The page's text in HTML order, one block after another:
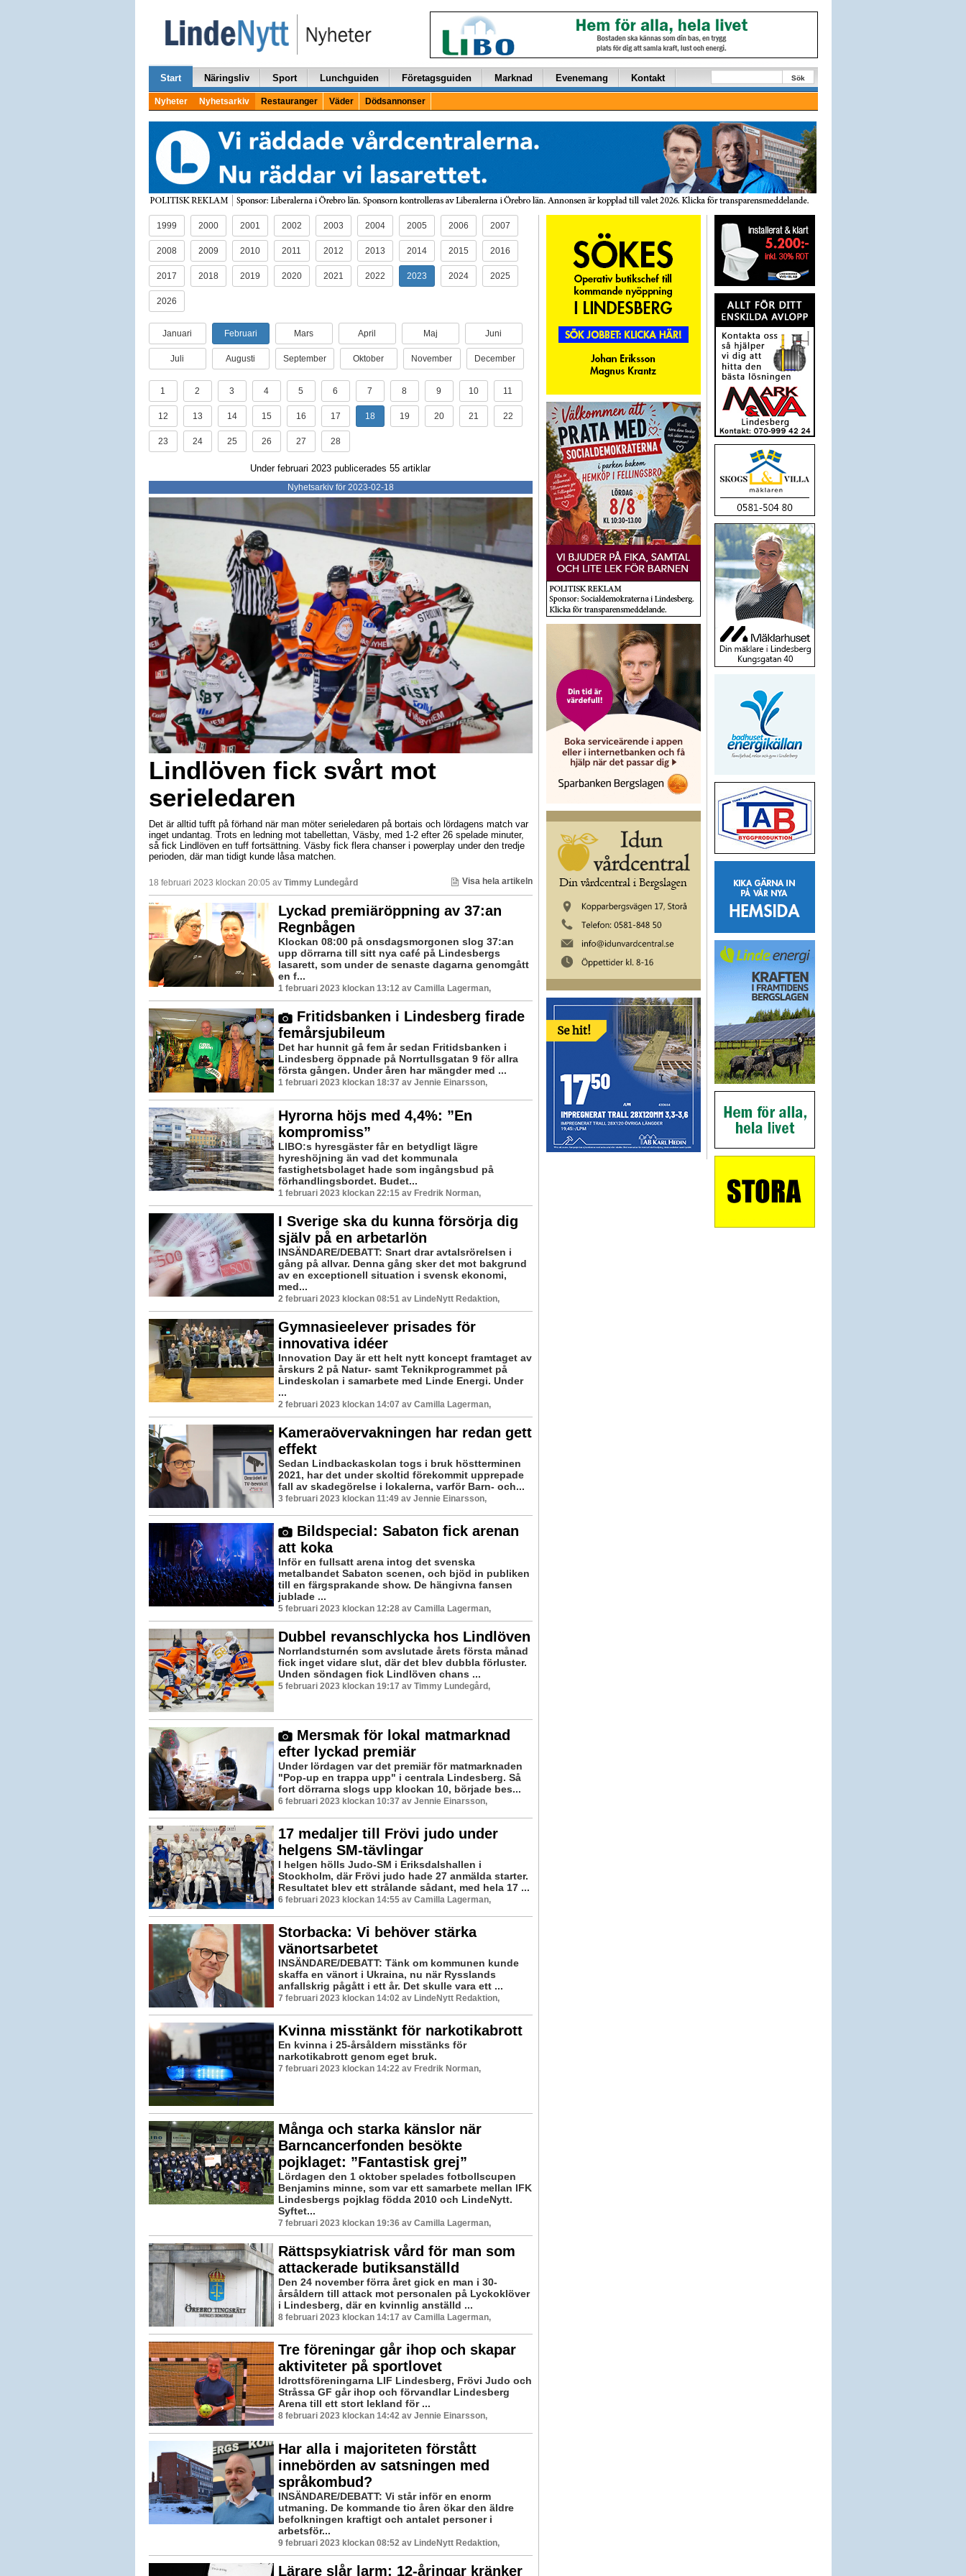
Start Näringsliv Sport Lunchguiden Företagsguiden Marknad Evenemang Kontakt Sök
Nyheter Nyhetsarkiv Restauranger Väder Dödsannonser
1999 2000 2001 2002 2003 2004 2005 2006 2007
2008 2009 2010 2011 2012 2013 2014 2015 2016
2017 2018 2019 2020 2021 2022 2023 2024 2025
2026
Januari Februari Mars April Maj Juni
Juli Augusti September Oktober November December
1 2 3 4 5 6 7 8 9 10 11
12 13 14 15 16 17 18 19 20 21 22
23 24 25 26 27 28
Under februari 2023 publicerades 55 artiklar
Nyhetsarkiv för 2023-02-18
Lindlöven fick svårt mot
serieledaren
Det är alltid tufft på förhand när man möter serieledaren på bortais och lördagens match var
inget undantag. Trots en ledning mot tabellettan, Väsby, med 1-2 efter 26 spelade minuter,
så fick Lindlöven en tuff fortsättning. Väsby fick flera chanser i powerplay under den tredje
perioden, där man tidigt kunde låsa matchen.
18 februari 2023 klockan 20:05 av Timmy Lundegård Visa hela artikeln
Lyckad premiäröppning av 37:an
Regnbågen
Klockan 08:00 på onsdagsmorgonen slog 37:an
upp dörrarna till sitt nya café på Lindesbergs
lasarett, som under de senaste dagarna genomgått
en f...
1 februari 2023 klockan 13:12 av Camilla Lagerman,
Fritidsbanken i Lindesberg firade
femårsjubileum
Det har hunnit gå fem år sedan Fritidsbanken i
Lindesberg öppnade på Norrtullsgatan 9 för allra
första gången. Under åren har mängder med ...
1 februari 2023 klockan 18:37 av Jennie Einarsson,
Hyrorna höjs med 4,4%: ”En
kompromiss”
LIBO:s hyresgäster får en betydligt lägre
hyreshöjning än vad det kommunala
fastighetsbolaget hade som ingångsbud på
förhandlingsbordet. Budet...
1 februari 2023 klockan 22:15 av Fredrik Norman,
I Sverige ska du kunna försörja dig
själv på en arbetarlön
INSÄNDARE/DEBATT: Snart drar avtalsrörelsen i
gång på allvar. Denna gång sker det mot bakgrund
av en exceptionell situation i svensk ekonomi,
med...
2 februari 2023 klockan 08:51 av LindeNytt Redaktion,
Gymnasieelever prisades för
innovativa idéer
Innovation Day är ett helt nytt koncept framtaget av
årskurs 2 på Natur- samt Teknikprogrammet på
Lindeskolan i samarbete med Linde Energi. Under
...
2 februari 2023 klockan 14:07 av Camilla Lagerman,
Kameraövervakningen har redan gett
effekt
Sedan Lindbackaskolan togs i bruk höstterminen
2021, har det under skoltid förekommit upprepade
fall av skadegörelse i lokalerna, varför Barn- och...
3 februari 2023 klockan 11:49 av Jennie Einarsson,
Bildspecial: Sabaton fick arenan
att koka
Inför en fullsatt arena intog det svenska
metalbandet Sabaton scenen, och bjöd in publiken
till en färgsprakande show. De hängivna fansen
jublade ...
5 februari 2023 klockan 12:28 av Camilla Lagerman,
Dubbel revanschlycka hos Lindlöven
Norrlandsturnén som avslutade årets första månad
fick inget vidare slut, där det blev dubbla förluster.
Unden söndagen fick Lindlöven chans ...
5 februari 2023 klockan 19:17 av Timmy Lundegård,
Mersmak för lokal matmarknad
efter lyckad premiär
Under lördagen var det premiär för matmarknaden
"Pop-up en trappa upp" i centrala Lindesberg. Så
fort dörrarna slogs upp klockan 10, började bes...
6 februari 2023 klockan 10:37 av Jennie Einarsson,
17 medaljer till Frövi judo under
helgens SM-tävlingar
I helgen hölls Judo-SM i Eriksdalshallen i
Stockholm, där Frövi judo hade 27 anmälda starter.
Resultatet blev ett strålande sådant, med hela 17 ...
6 februari 2023 klockan 14:55 av Camilla Lagerman,
Storbacka: Vi behöver stärka
vänortsarbetet
INSÄNDARE/DEBATT: Tänk om kommunen kunde
skaffa en vänort i Ukraina, nu när Rysslands
anfallskrig pågått i ett år. Det skulle vara ett ...
7 februari 2023 klockan 14:02 av LindeNytt Redaktion,
Kvinna misstänkt för narkotikabrott
En kvinna i 25-årsåldern misstänks för
narkotikabrott genom eget bruk.
7 februari 2023 klockan 14:22 av Fredrik Norman,
Många och starka känslor när
Barncancerfonden besökte
pojklaget: ”Fantastisk grej”
Lördagen den 1 oktober spelades fotbollscupen
Benjamins minne, som var ett samarbete mellan IFK
Lindesbergs pojklag födda 2010 och LindeNytt.
Syftet...
7 februari 2023 klockan 19:36 av Camilla Lagerman,
Rättspsykiatrisk vård för man som
attackerade butiksanställd
Den 24 november förra året gick en man i 30-
årsåldern till attack mot personalen på Lyckoklöver
i Lindesberg, där en kvinnlig anställd ...
8 februari 2023 klockan 14:17 av Camilla Lagerman,
Tre föreningar går ihop och skapar
aktiviteter på sportlovet
Idrottsföreningarna LIF Lindesberg, Frövi Judo och
Stråssa GF går ihop och förvandlar Lindesberg
Arena till ett stort lekland för ...
8 februari 2023 klockan 14:42 av Jennie Einarsson,
Har alla i majoriteten förstått
innebörden av satsningen med
språkombud?
INSÄNDARE/DEBATT: Vi står inför en enorm
utmaning. De kommande tio åren ökar den äldre
befolkningen kraftigt och antalet personer i
arbetsför...
9 februari 2023 klockan 08:52 av LindeNytt Redaktion,
Lärare slår larm: 12-åringar kränker